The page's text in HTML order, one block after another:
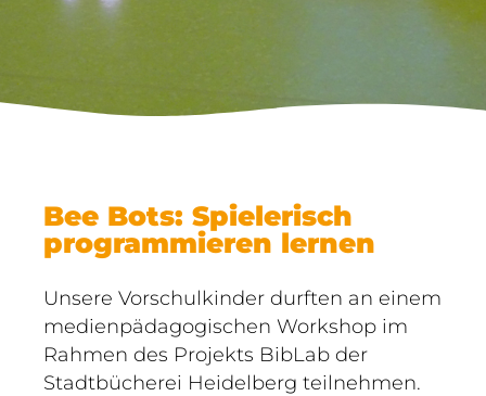
Bee Bots: Spielerisch
programmieren lernen
Unsere Vorschulkinder durften an einem
medienpädagogischen Workshop im
Rahmen des Projekts BibLab der
Stadtbücherei Heidelberg teilnehmen.